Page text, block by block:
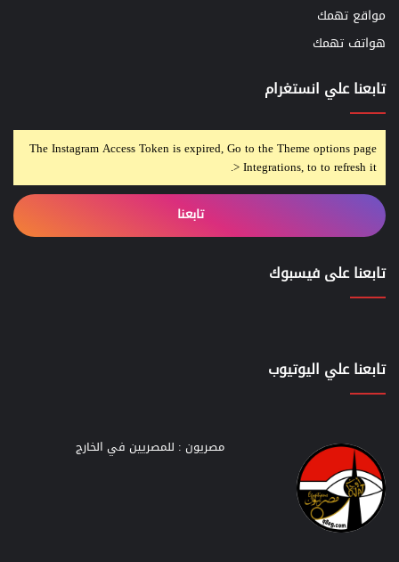
مواقع تهمك
هواتف تهمك
تابعنا علي انستغرام
The Instagram Access Token is expired, Go to the Theme options page
> Integrations, to to refresh it.
تابعنا
تابعنا على فيسبوك
تابعنا علي اليوتيوب
مصريون : للمصريين في الخارج